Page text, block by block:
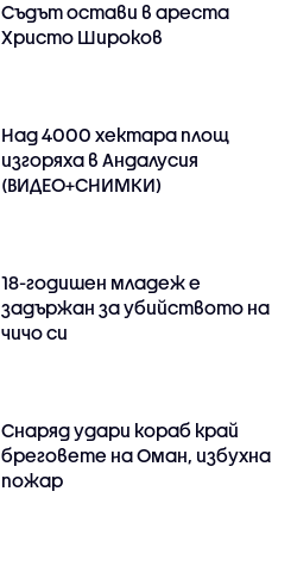
Съдът остави в ареста
Христо Широков
Над 4000 хектара площ
изгоряха в Андалусия
(ВИДЕО+СНИМКИ)
18-годишен младеж е
задържан за убийството на
чичо си
Снаряд удари кораб край
бреговете на Оман, избухна
пожар